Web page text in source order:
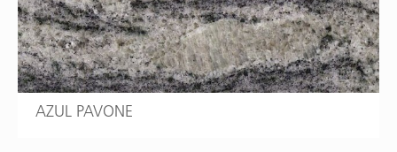
AZUL PAVONE